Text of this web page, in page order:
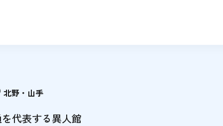
北野・山手
代表する異人館